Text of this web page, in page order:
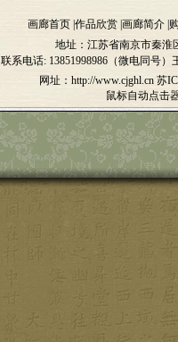
画廊首页 作品欣赏 画廊简介
地址：江苏省南京市秦淮
联系电话: 13851998986（微电同号）
网址：http://www.cjghl.cn 苏
鼠标自动点击